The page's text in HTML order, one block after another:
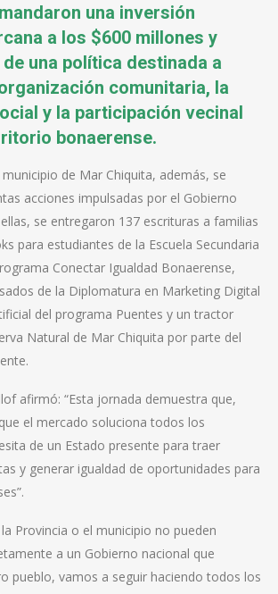
una inversión
a los $600 millones y
una política destinada a
comunitaria, la
y la participación vecinal
bonaerense.
de Mar Chiquita, además, se
acciones impulsadas por el Gobierno
se entregaron 137 escrituras a familias
para estudiantes de la Escuela Secundaria
Conectar Igualdad Bonaerense,
de la Diplomatura en Marketing Digital
del programa Puentes y un tractor
Natural de Mar Chiquita por parte del
afirmó: “Esta jornada demuestra que,
el mercado soluciona todos los
de un Estado presente para traer
y generar igualdad de oportunidades para
Provincia o el municipio no pueden
a un Gobierno nacional que
pueblo, vamos a seguir haciendo todos los